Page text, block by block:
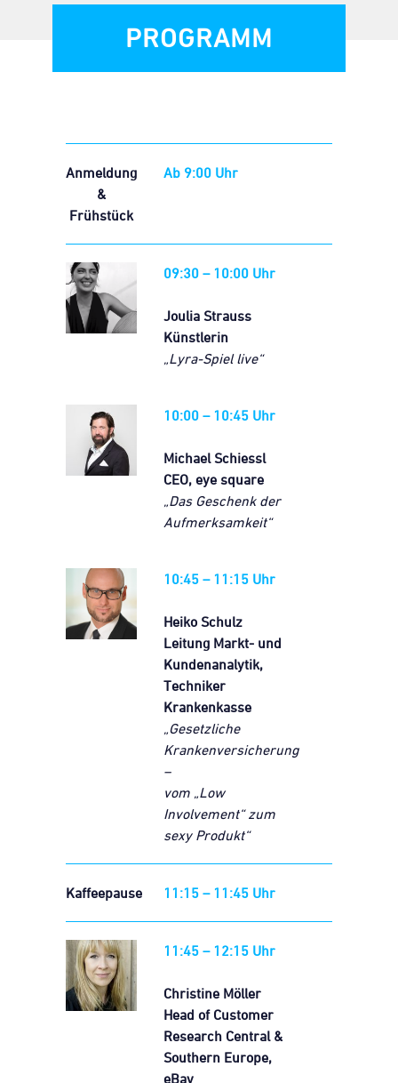
PROGRAMM
Anmeldung
&
Frühstück
Ab 9:00 Uhr
09:30 – 10:00 Uhr
Joulia Strauss
Künstlerin
„Lyra-Spiel live“
10:00 – 10:45 Uhr
Michael Schiessl
CEO, eye square
„Das Geschenk der
Aufmerksamkeit“
10:45 – 11:15 Uhr
Heiko Schulz
Leitung Markt- und
Kundenanalytik,
Techniker
Krankenkasse
„Gesetzliche
Krankenversicherung
–
vom „Low
Involvement“ zum
sexy Produkt“
Kaffeepause 11:15 – 11:45 Uhr
11:45 – 12:15 Uhr
Christine Möller
Head of Customer
Research Central &
Southern Europe,
eBay